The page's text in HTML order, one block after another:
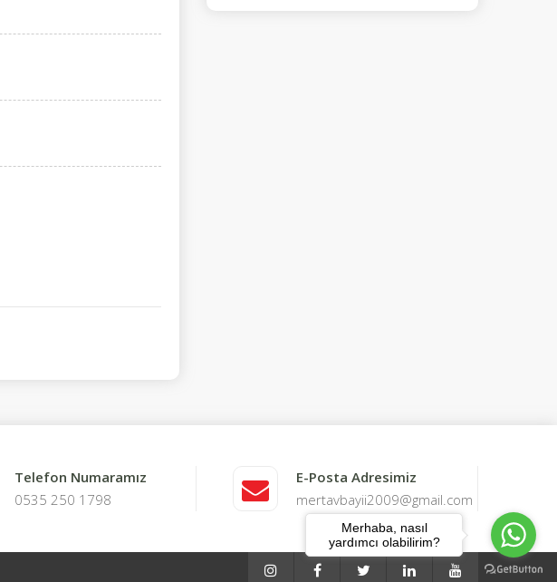
E-Posta Adresimiz
mertavbayii2009@gmail.com
Telefon Numaramız
0535 250 1798
Merhaba, nasıl
yardımcı olabilirim?